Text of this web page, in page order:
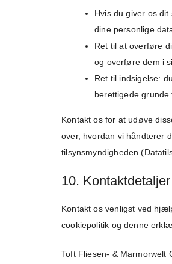
Hvis du giver os
dine personlige
Ret til at overføre
og overføre dem i
Ret til indsigelse:
berettigede grunde
Kontakt os for at udøve
over, hvordan vi håndterer
tilsynsmyndigheden
10. Kontaktdetaljer
Kontakt os venligst ved
cookiepolitik og denne
Toft Fliesen- & Marmorwelt